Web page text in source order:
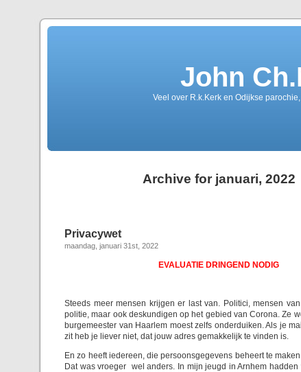
John
Veel over R.k.Kerk en Odijkse
Archive for januari, 2022
Privacywet
maandag, januari 31st, 2022
EVALUATIE DRINGEND NODIG
Steeds meer mensen krijgen er last van. Politici, mensen
politie, maar ook deskundigen op het gebied van Corona. Ze
burgemeester van Haarlem moest zelfs onderduiken. Als je
zit heb je liever niet, dat jouw adres gemakkelijk te vinden is.
En zo heeft iedereen, die persoonsgegevens beheert te
Dat was vroeger wel anders. In mijn jeugd in Arnhem